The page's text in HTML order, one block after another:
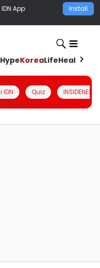
App Install
HypeKoreaLifeHealth
IDN Quiz INSIDENESIA